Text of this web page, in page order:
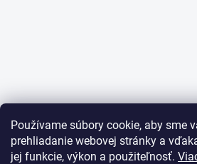
Používame súbory cookie, aby sme
prehliadanie webovej stránky a
jej funkcie, výkon a použiteľnosť.